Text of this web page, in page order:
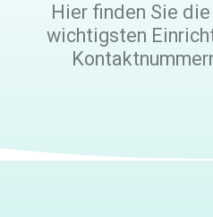
Hier finden Sie
wichtigsten